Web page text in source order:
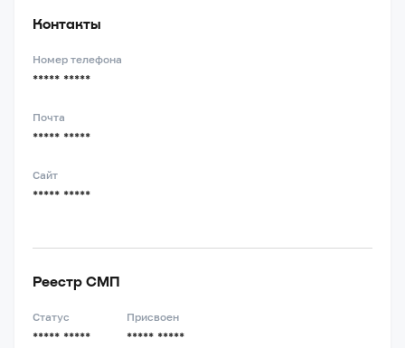
Контакты
Номер телефона
***** *****
Почта
***** *****
Сайт
***** *****
Реестр СМП
Статус
***** *****
Присвоен
***** *****